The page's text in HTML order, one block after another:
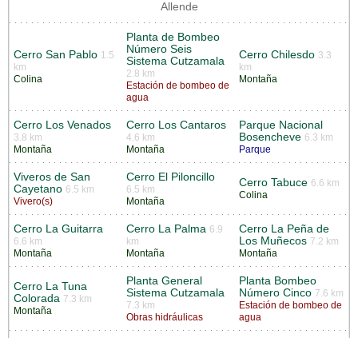
Allende
Cerro San Pablo 1.5
km
Colina
Planta de Bombeo
Número Seis
Sistema Cutzamala
2.8 km
Estación de bombeo de
agua
Cerro Chilesdo 3.3
km
Montaña
Cerro Los Venados
3.8 km
Montaña
Cerro Los Cantaros
4.6 km
Montaña
Parque Nacional
Bosencheve 6.3 km
Parque
Viveros de San
Cayetano 6.5 km
Vivero(s)
Cerro El Piloncillo
6.5 km
Montaña
Cerro Tabuce 6.6 km
Colina
Cerro La Guitarra
6.6 km
Montaña
Cerro La Palma 6.9
km
Montaña
Cerro La Peña de
Los Muñecos 7.2 km
Montaña
Cerro La Tuna
Colorada 7.3 km
Montaña
Planta General
Sistema Cutzamala
7.3 km
Obras hidráulicas
Planta Bombeo
Número Cinco 7.6 km
Estación de bombeo de
agua